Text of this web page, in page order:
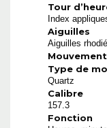
Tour
Index
Aiguilles
Aiguilles
Type de
Quartz
Calibre
157.3
Fonction